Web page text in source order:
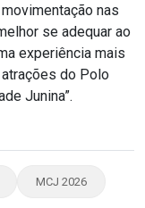
nas
se adequar ao
experiência mais
do Polo
Junina”.
MCJ 2026